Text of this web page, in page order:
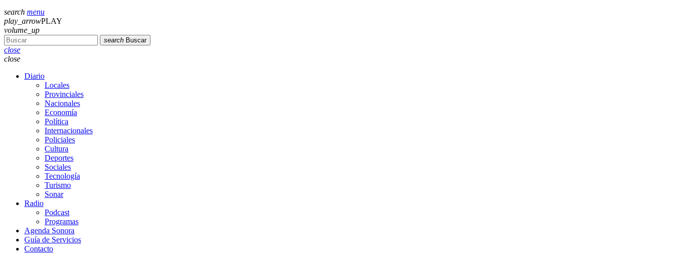
search menu
play_arrowPLAY
volume_up
search Buscar
close
close
Diario
Locales
Provinciales
Nacionales
Economía
Política
Internacionales
Policiales
Cultura
Deportes
Sociales
Tecnología
Turismo
Sonar
Radio
Podcast
Programas
Agenda Sonora
Guía de Servicios
Contacto